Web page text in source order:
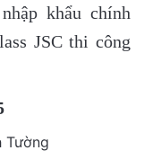
khẩu chính
JSC thi công